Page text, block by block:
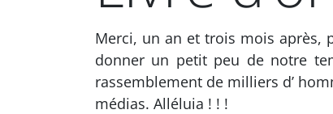
Merci, un an et trois mois après,
donner un petit peu de notre
rassemblement de milliers d’
médias. Alléluia ! ! !